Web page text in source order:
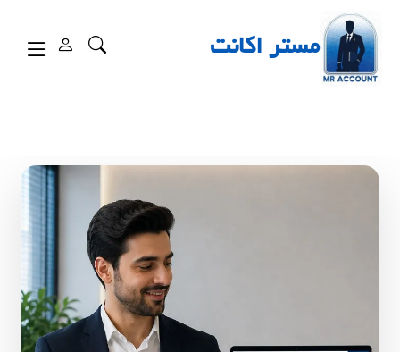
مستر اکانت